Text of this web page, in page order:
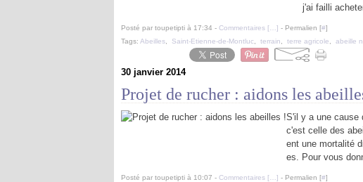
j'ai failli
Posté par toupetipti à 17:34 - Commentaires [ ] - Permalien [#]
Tags: Abeilles Saint-Etienne-de-Montluc terrain terre agricole abeille
30 janvier 2014
Projet de rucher : aidons les
S'il y a une cause
c'est celle des
ent une mortalité
es. Pour vous
Posté par toupetipti à 10:07 - Commentaires [ ] - Permalien [#]